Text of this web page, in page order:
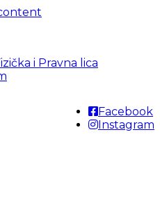
i Pravna lica
Facebook
Instagram